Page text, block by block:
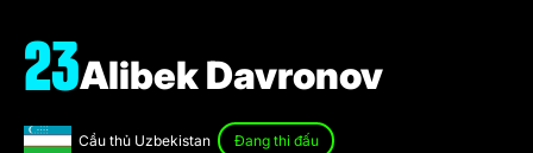
Cầu thủ Uzbekistan Đang thi đấu
23Alibek Davronov